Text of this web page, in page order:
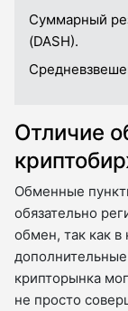
Суммарный
(DASH).
Отличие
Обменные
обязательно
обмен, так как
крипторынка
не просто